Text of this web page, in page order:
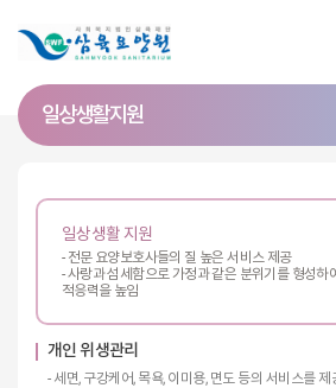
일상생활 지원
일상생활 지원
- 전문 요양보호사들의 질 높은 서비스 제공
- 사랑과 섬세함으로 가정과 같은 분위기를 형성하
적응력을 높임
개인 위생관리
- 세면, 구강케어, 목욕, 이미용, 면도 등의 서비스를